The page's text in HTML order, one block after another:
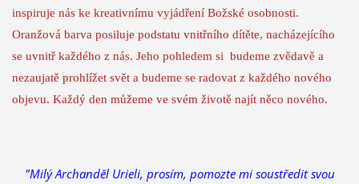
inspiruje nás ke kreativnímu vyjádření Božské osobnosti.
Oranžová barva posiluje podstatu vnitřního dítěte, nacházejícího
se uvnitř každého z nás. Jeho pohledem si budeme zvědavě a
nezaujatě prohlížet svět a budeme se radovat z každého nového
objevu. Každý den můžeme ve svém životě najít něco nového.
"Milý Archanděl Urieli, prosím, pomozte mi soustředit svou